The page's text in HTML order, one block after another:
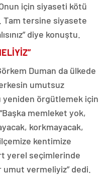
için siyaseti kötü
Tam tersine siyasete
diye konuştu.
Duman da ülkede
umutsuz
örgütlemek için
memleket yok,
korkmayacak,
kentimize
yerel seçimlerinde
vermeliyiz” dedi.